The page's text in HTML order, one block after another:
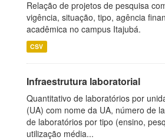
Relação de projetos de pesquisa
vigência, situação, tipo, agência
acadêmica no campus Itajubá.
CSV
Infraestrutura laboratorial
Quantitativo de laboratórios por
(UA) com nome da UA, número de
de laboratórios por tipo (ensino,
utilização média...